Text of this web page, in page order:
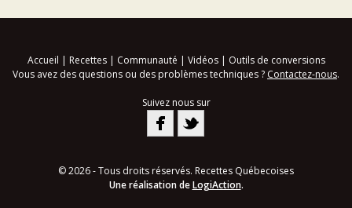
Accueil | Recettes| Communauté | Vidéos| Outils de conversions
Vous avez des questions ou des problèmes techniques ? Contactez-nous.
Suivez nous sur
© 2026 - Tous droits réservés. Recettes Québecoises
Une réalisation deLogiAction.